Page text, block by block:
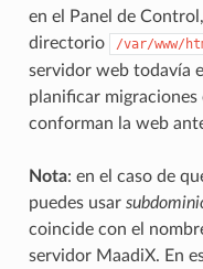
en el Panel de
directorio
/var/www/
servidor web todavía
planificar
conforman la web
Nota: en el caso de
puedes usar
coincide con el
servidor MaadiX. En